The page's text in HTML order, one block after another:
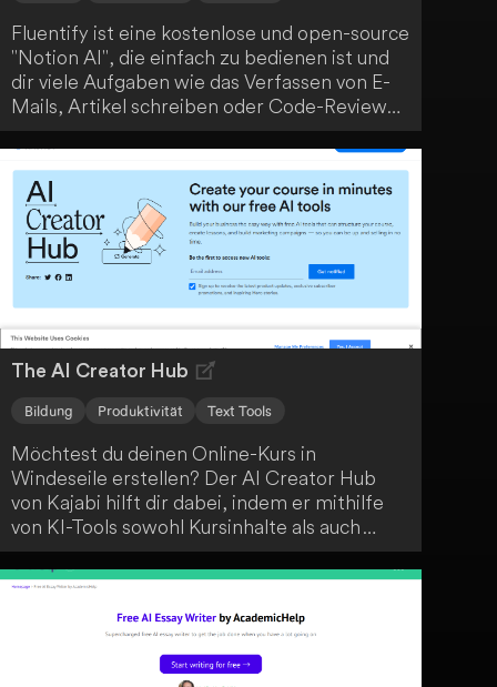
Fluentify ist eine kostenlose und open-source
"Notion AI", die einfach zu bedienen ist und
dir viele Aufgaben wie das Verfassen von E-
Mails, Artikel schreiben oder Code-Reviews
erleichtert. Durch einfaches Wischen wird
deine Arbeit erledigt. Egal, in welcher
Situation du dich befindest, Fluentify ist ein
vielseitiges Tool, das dir den Arbeitsalltag
erleichtert.
The AI Creator Hub
Bildung Produktivität Text Tools
Möchtest du deinen Online-Kurs in
Windeseile erstellen? Der AI Creator Hub
von Kajabi hilft dir dabei, indem er mithilfe
von KI-Tools sowohl Kursinhalte als auch
Marketingmaterialien automatisch generiert.
Bring einfach deine Ideen mit und lass dich